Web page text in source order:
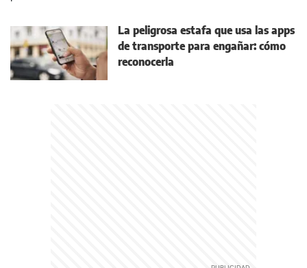
La peligrosa estafa que usa las apps
de transporte para engañar: cómo
reconocerla